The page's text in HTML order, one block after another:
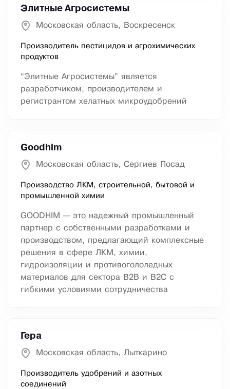
Элитные Агросистемы
Московская область, Воскресенск
Производитель пестицидов и агрохимических
продуктов
“Элитные Агросистемы” является
разработчиком, производителем и
регистрантом хелатных микроудобрений
Goodhim
Московская область, Сергиев Посад
Производство ЛКМ, строительной, бытовой и
промышленной химии
GOODHIM — это надежный промышленный
партнер с собственными разработками и
производством, предлагающий комплексные
решения в сфере ЛКМ, химии,
гидроизоляции и противогололедных
материалов для сектора B2B и B2C с
гибкими условиями сотрудничества
Гера
Московская область, Лыткарино
Производитель удобрений и азотных
соединений